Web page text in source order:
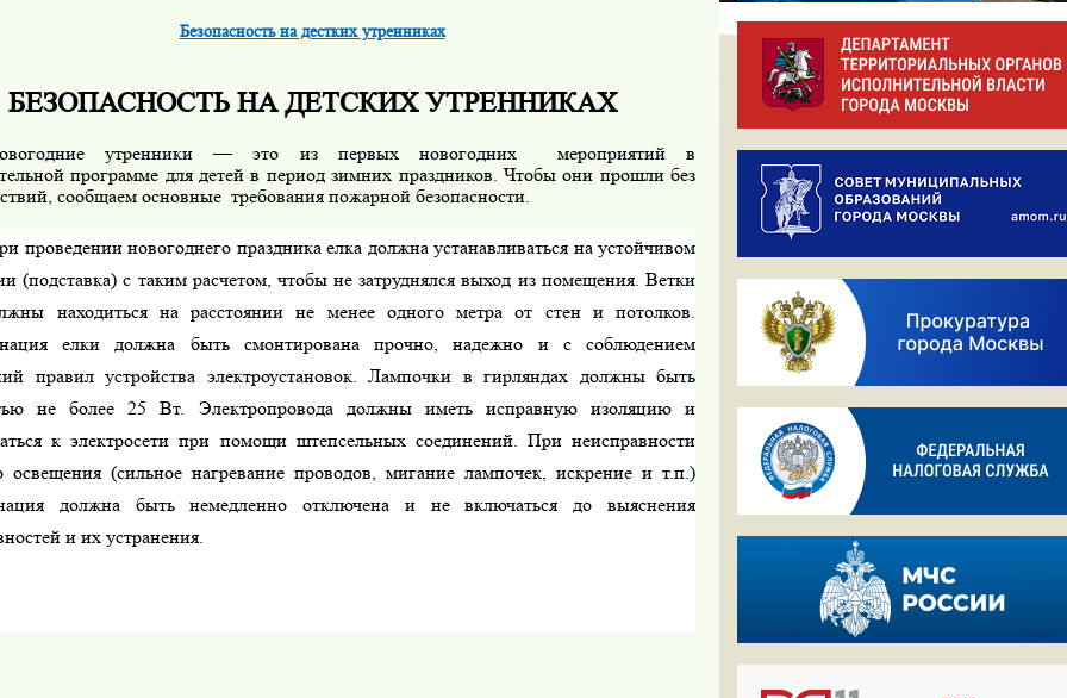
Безопасность на дестких утренниках
БЕЗОПАСНОСТЬ НА ДЕТСКИХ УТРЕННИКАХ
утренники — это из первых новогодних мероприятий в
программе для детей в период зимних праздников. Чтобы они прошли без
сообщаем основные требования пожарной безопасности.
проведении новогоднего праздника елка должна устанавливаться на устойчивом
(подставка) с таким расчетом, чтобы не затруднялся выход из помещения. Ветки
находиться на расстоянии не менее одного метра от стен и потолков.
елки должна быть смонтирована прочно, надежно и с соблюдением
правил устройства электроустановок. Лампочки в гирляндах должны быть
не более 25 Вт. Электропровода должны иметь исправную изоляцию и
к электросети при помощи штепсельных соединений. При неисправности
освещения (сильное нагревание проводов, мигание лампочек, искрение и т.п.)
должна быть немедленно отключена и не включаться до выяснения
и их устранения.